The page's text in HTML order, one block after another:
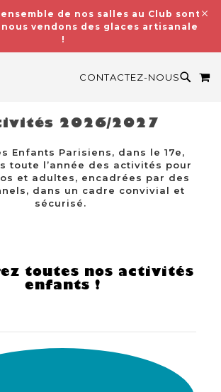
de nos salles au Club sont
vendons des glaces artisanales
!
CONTACTEZ-NOUS
2026/2027
Enfants Parisiens, dans le 17e,
toute l’année des activités pour
et adultes, encadrées par des
dans un cadre convivial et
sécurisé.
toutes nos activités
enfants !